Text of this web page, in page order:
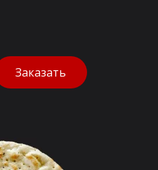
Заказать